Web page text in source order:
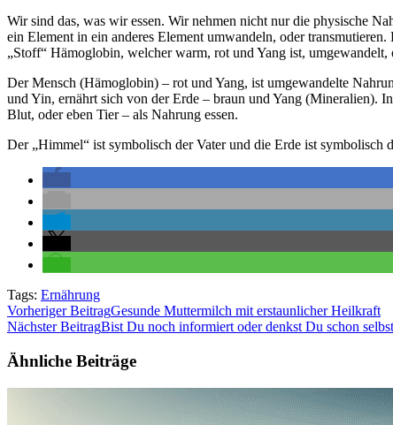
Wir sind das, was wir essen. Wir nehmen nicht nur die physische
ein Element in ein anderes Element umwandeln, oder
„Stoff“ Hämoglobin, welcher warm, rot und Yang ist, umgewandelt,
Der Mensch (Hämoglobin) – rot und Yang, ist umgewandelte
und Yin, ernährt sich von der Erde – braun und Yang (Mineralien).
Blut, oder eben Tier – als Nahrung essen.
Der „Himmel“ ist symbolisch der Vater und die Erde ist symbolisch
Tags: Ernährung
Beitragsnavigation
Vorheriger BeitragGesunde Muttermilch mit erstaunlicher Heilkraft
Nächster BeitragBist Du noch informiert oder denkst Du schon
Ähnliche Beiträge